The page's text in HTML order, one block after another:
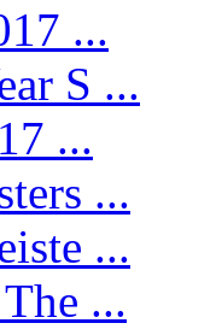
...
S ...
...
...
...
...